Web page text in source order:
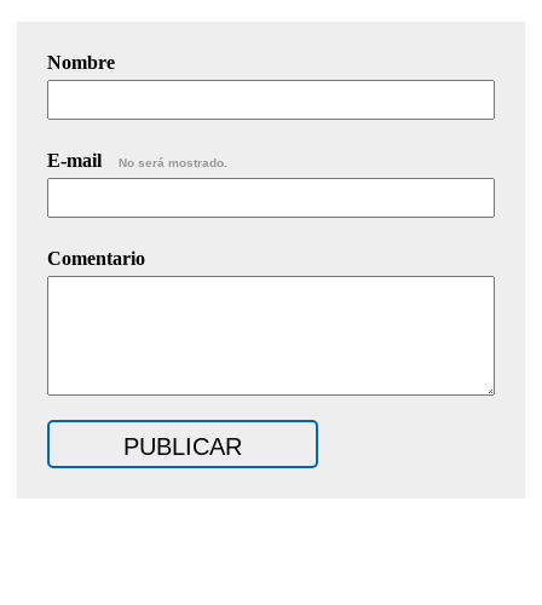
Nombre
E-mail No será mostrado.
Comentario